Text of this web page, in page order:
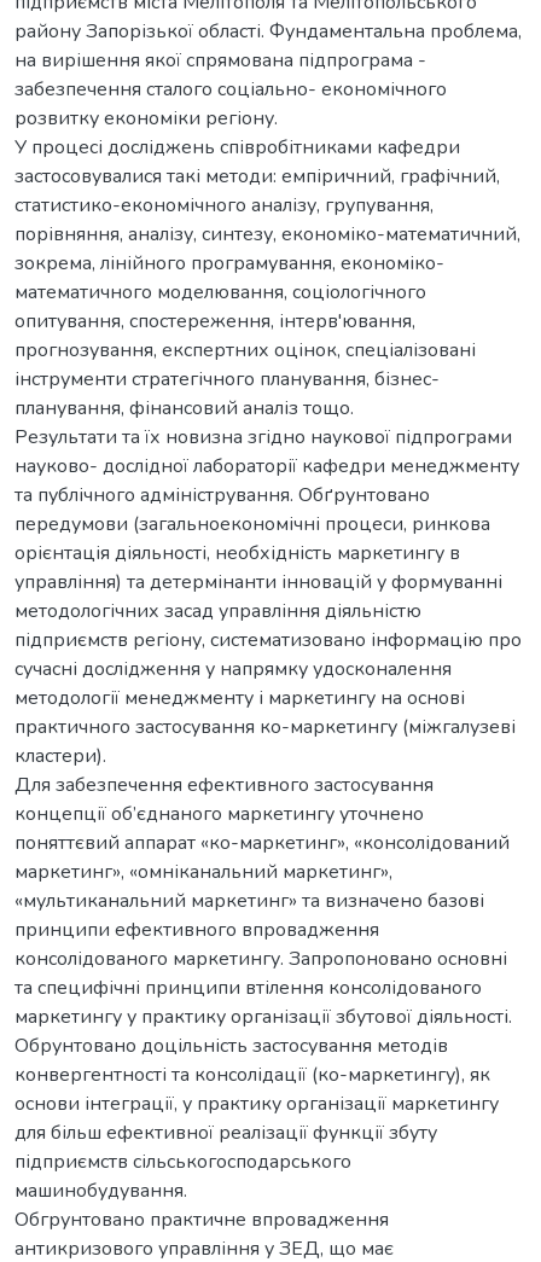
району Запорізької області. Фундаментальна проблема,
на вирішення якої спрямована підпрограма -
забезпечення сталого соціально- економічного
розвитку економіки регіону.
У процесі досліджень співробітниками кафедри
застосовувалися такі методи: емпіричний, графічний,
статистико-економічного аналізу, групування,
порівняння, аналізу, синтезу, економіко-математичний,
зокрема, лінійного програмування, економіко-
математичного моделювання, соціологічного
опитування, спостереження, інтерв'ювання,
прогнозування, експертних оцінок, спеціалізовані
інструменти стратегічного планування, бізнес-
планування, фінансовий аналіз тощо.
Результати та їх новизна згідно наукової підпрограми
науково- дослідної лабораторії кафедри менеджменту
та публічного адміністрування. Обґрунтовано
передумови (загальноекономічні процеси, ринкова
орієнтація діяльності, необхідність маркетингу в
управління) та детермінанти інновацій у формуванні
методологічних засад управління діяльністю
підприємств регіону, систематизовано інформацію про
сучасні дослідження у напрямку удосконалення
методології менеджменту і маркетингу на основі
практичного застосування ко-маркетингу (міжгалузеві
кластери).
Для забезпечення ефективного застосування
концепції об’єднаного маркетингу уточнено
поняттєвий аппарат «ко-маркетинг», «консолідований
маркетинг», «омніканальний маркетинг»,
«мультиканальний маркетинг» та визначено базові
принципи ефективного впровадження
консолідованого маркетингу. Запропоновано основні
та специфічні принципи втілення консолідованого
маркетингу у практику організації збутової діяльності.
Обрунтовано доцільність застосування методів
конвергентності та консолідації (ко-маркетингу), як
основи інтеграції, у практику організації маркетингу
для більш ефективної реалізації функції збуту
підприємств сільськогосподарського
машинобудування.
Обгрунтовано практичне впровадження
антикризового управління у ЗЕД, що має